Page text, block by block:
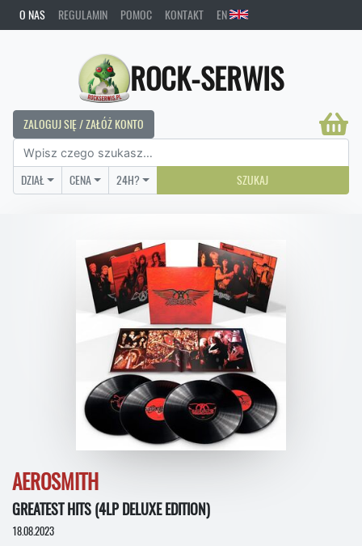
O NAS REGULAMIN POMOC KONTAKT EN
ROCK-SERWIS
ZALOGUJ SIĘ / ZAŁÓŻ KONTO
DZIAŁ CENA 24H? SZUKAJ
AEROSMITH
GREATEST HITS (4LP DELUXE EDITION)
18.08.2023